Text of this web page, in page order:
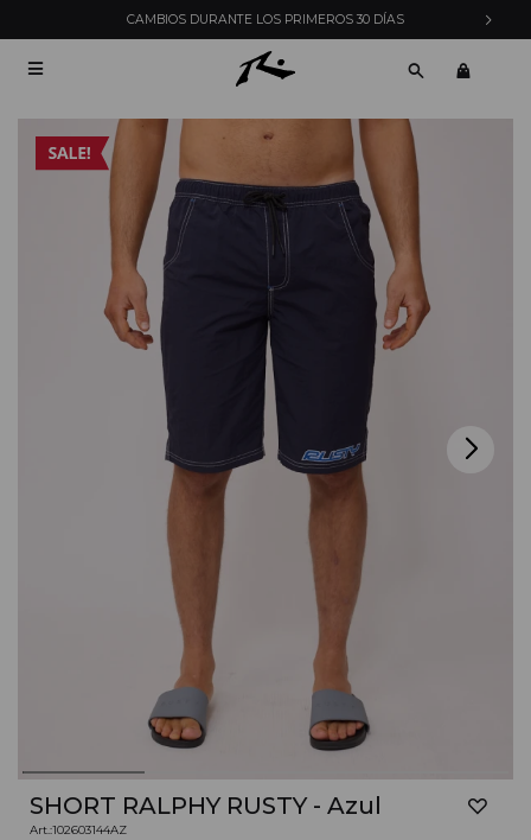
CAMBIOS DURANTE LOS PRIMEROS 30 DÍAS

SHORT RALPHY RUSTY - Azul
102603144AZ